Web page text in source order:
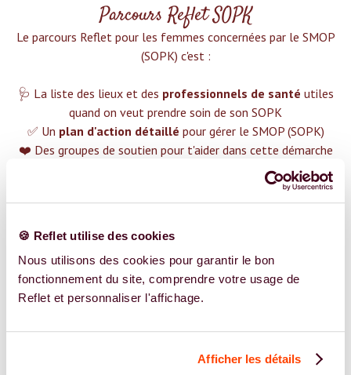
🍪 Reflet utilise des cookies
Nous utilisons des cookies pour garantir le bon
fonctionnement du site, comprendre votre usage de
Reflet et personnaliser l'affichage.
Afficher les détails
Parcours Reflet SOPK
Le parcours Reflet pour les femmes concernées par le SMOP
(SOPK) c'est :‍
🩺 La liste des lieux et des professionnels de santé utiles
quand on veut prendre soin de son SOPK
✅ Un plan d'action détaillé pour gérer le SMOP (SOPK)
❤️ Des groupes de soutien pour t'aider dans cette démarche
😉 Du contenu avec tout ce que tu dois savoir sur
le SMOP
Plus de 400 femmes déjà accompagnées !